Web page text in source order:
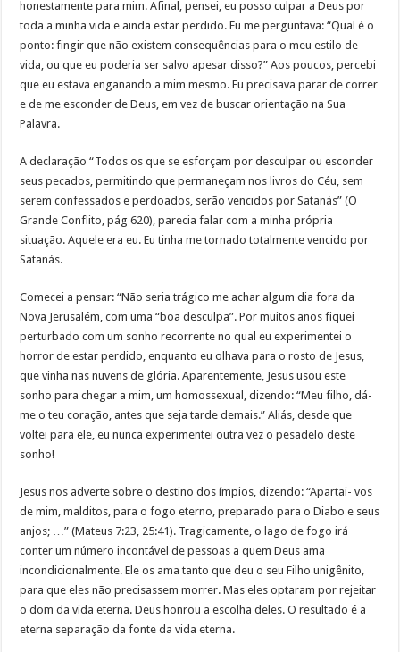
honestamente para mim. Afinal, pensei, eu posso culpar a Deus por
toda a minha vida e ainda estar perdido. Eu me perguntava: “Qual é o
ponto: fingir que não existem consequências para o meu estilo de
vida, ou que eu poderia ser salvo apesar disso?” Aos poucos, percebi
que eu estava enganando a mim mesmo. Eu precisava parar de correr
e de me esconder de Deus, em vez de buscar orientação na Sua
Palavra.
A declaração “Todos os que se esforçam por desculpar ou esconder
seus pecados, permitindo que permaneçam nos livros do Céu, sem
serem confessados e perdoados, serão vencidos por Satanás” (O
Grande Conflito, pág 620), parecia falar com a minha própria
situação. Aquele era eu. Eu tinha me tornado totalmente vencido por
Satanás.
Comecei a pensar: “Não seria trágico me achar algum dia fora da
Nova Jerusalém, com uma “boa desculpa”. Por muitos anos fiquei
perturbado com um sonho recorrente no qual eu experimentei o
horror de estar perdido, enquanto eu olhava para o rosto de Jesus,
que vinha nas nuvens de glória. Aparentemente, Jesus usou este
sonho para chegar a mim, um homossexual, dizendo: “Meu filho, dá-
me o teu coração, antes que seja tarde demais.” Aliás, desde que
voltei para ele, eu nunca experimentei outra vez o pesadelo deste
sonho!
Jesus nos adverte sobre o destino dos ímpios, dizendo: “Apartai- vos
de mim, malditos, para o fogo eterno, preparado para o Diabo e seus
anjos; …” (Mateus 7:23, 25:41). Tragicamente, o lago de fogo irá
conter um número incontável de pessoas a quem Deus ama
incondicionalmente. Ele os ama tanto que deu o seu Filho unigênito,
para que eles não precisassem morrer. Mas eles optaram por rejeitar
o dom da vida eterna. Deus honrou a escolha deles. O resultado é a
eterna separação da fonte da vida eterna.